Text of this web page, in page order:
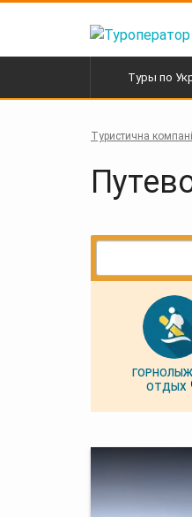
Туры по
Экскурсионные
Горнолыжные
Туристична
ОТДЫХ